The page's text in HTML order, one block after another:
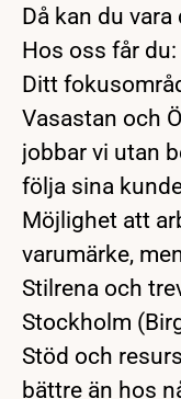
Då kan du vara
Hos oss får du:
Ditt
Vasastan och
jobbar vi utan
följa sina
Möjlighet att
varumärke,
Stilrena och
Stockholm
Stöd och
bättre än hos